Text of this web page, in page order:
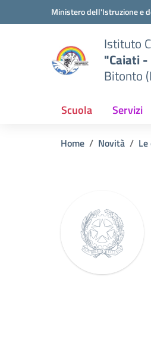
Vai ai contenuti
Vai al menu di navigazione
Ministero dell'Istruzione e
Istituto
"Caiati
Bitonto
Scuola Servizi
Home Novità